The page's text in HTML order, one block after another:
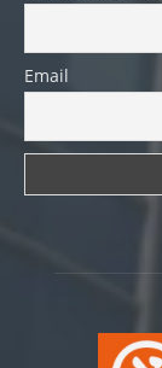
Email